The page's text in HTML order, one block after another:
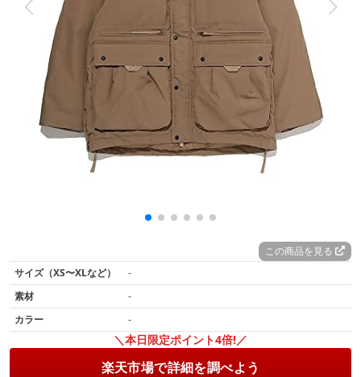
この商品を見る
サイズ（XS〜XLなど）
-
素材
-
カラー
-
＼本日限定ポイント4倍!／
楽天市場で詳細を調べよう